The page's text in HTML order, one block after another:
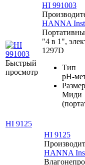
Быстрый
просмотр
HI 991003
HANNA
"4 в 1",
1297D
Тип
pH-
Миди
HI 9125
HI 9125
HANNA